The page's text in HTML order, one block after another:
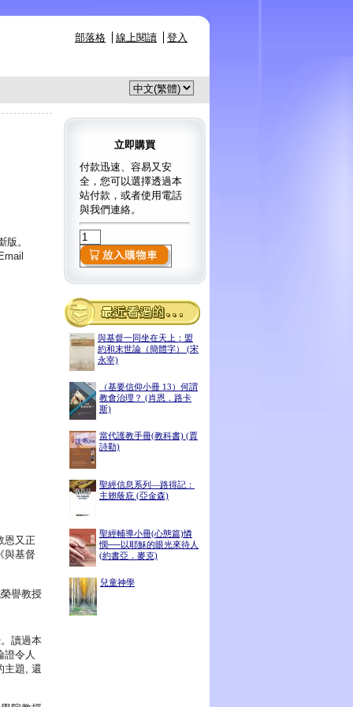
部落格 線上閱讀 登入
立即購買
付款迅速、容易又安
全，您可以選擇透過本
站付款，或者使用電話
與我們連絡。
與基督一同坐在天上：盟
約和末世論（簡體字） (宋
永宰)
（基要信仰小冊 13）何謂
教會治理？ (肖恩．路卡
斯)
當代護教手冊(教科書) (賈
詩勒)
聖經信息系列—路得記：
主翅蔭庇 (亞金森)
聖經輔導小冊(心態篇)憐
憫──以耶穌的眼光來待人
(約書亞．麥克)
兒童神學
版。
恩又正
與基督
譽教授
讀過本
證令人
主題, 還